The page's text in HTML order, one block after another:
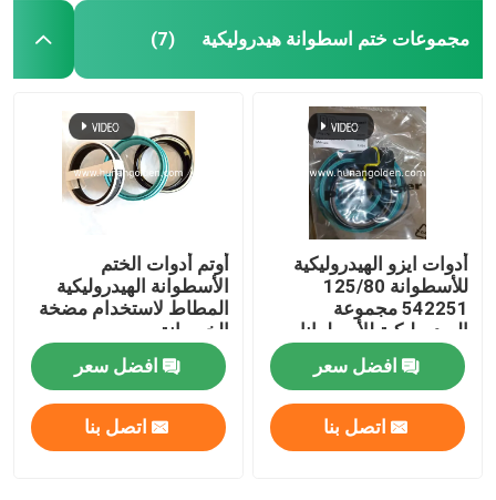
مجموعات ختم اسطوانة هيدروليكية (7)
أدوات ايزو الهيدروليكية
للأسطوانة 125/80
542251 مجموعة
الهيدروليكية للأسطوانات
افضل سعر
اتصل بنا
أوتم أدوات الختم
الأسطوانة الهيدروليكية
المطاط لاستخدام مضخة
الخرسانة
افضل سعر
اتصل بنا